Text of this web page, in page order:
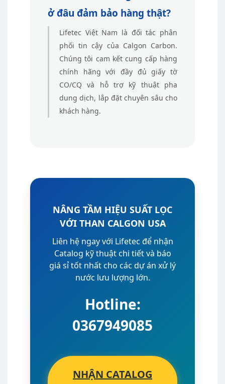
ở đâu đảm bảo hàng thật?
Lifetec Việt Nam là đối tác phân
phối tin cậy của Calgon Carbon.
Chúng tôi cam kết cung cấp hàng
chính hãng với đầy đủ giấy tờ
CO/CQ và hỗ trợ kỹ thuật pha
dung dịch, lắp đặt chuyên sâu cho
khách hàng.
NÂNG TẦM HIỆU SUẤT LỌC
VỚI THAN CALGON USA
Liên hệ ngay với Lifetec để nhận
Catalog kỹ thuật chi tiết và báo
giá sỉ tốt nhất cho các dự án xử lý
nước lưu lượng lớn.
Hotline:
0367949085
NHẬN CATALOG